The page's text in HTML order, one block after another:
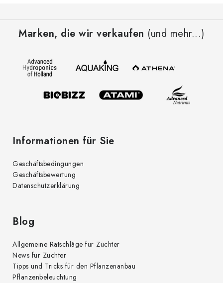
Marken, die wir verkaufen (und mehr...)
Informationen für Sie
Geschäftsbedingungen
Geschäftsbewertung
Datenschutzerklärung
Blog
Allgemeine Ratschläge für Züchter
News für Züchter
Tipps und Tricks für den Pflanzenanbau
Pflanzenbeleuchtung